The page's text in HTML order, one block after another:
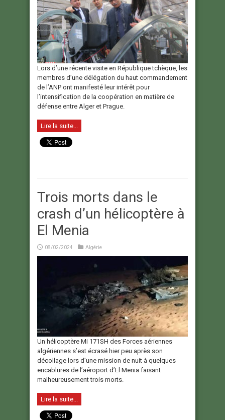
Lors d’une récente visite en République tchèque, les
membres d’une délégation du haut commandement
de l’ANP ont manifesté leur intérêt pour
l’intensification de la coopération en matière de
défense entre Alger et Prague.
Lire la suite...
Trois morts dans le
crash d’un hélicoptère à
El Menia
08/02/2024 Algérie
Un hélicoptère Mi 171SH des Forces aériennes
algériennes s’est écrasé hier peu après son
décollage lors d’une mission de nuit à quelques
encablures de l’aéroport d’El Menia faisant
malheureusement trois morts.
Lire la suite...